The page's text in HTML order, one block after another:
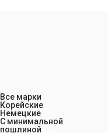
Все марки
Корейские
Немецкие
С минимальной
пошлиной